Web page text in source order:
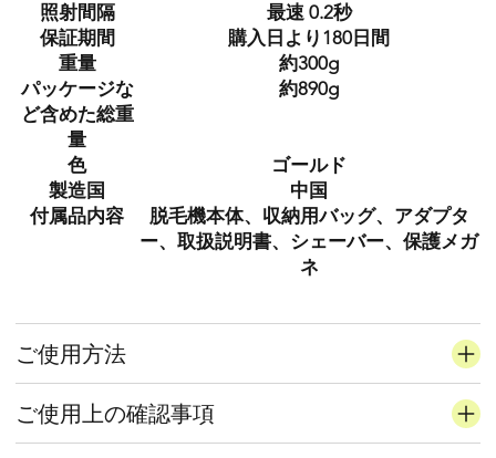
照射間隔
最速 0.2秒
保証期間
購入日より180日間
重量
約300g
パッケージな
ど含めた総重
量
約890g
色
ゴールド
製造国
中国
付属品内容
脱毛機本体、収納用バッグ、アダプタ
ー、取扱説明書、シェーバー、保護メガ
ネ
ご使用方法
ご使用上の確認事項